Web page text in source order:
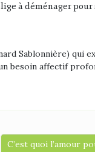
à déménager pour
Sablonnière) qui
besoin affectif
C’est quoi l’amour